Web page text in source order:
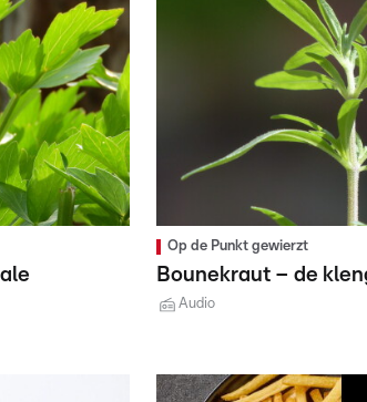
Op de Punkt gewierzt
Bounekraut – de
Audio